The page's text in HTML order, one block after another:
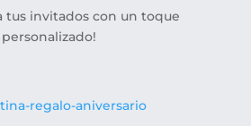
tus invitados con un toque
personalizado!